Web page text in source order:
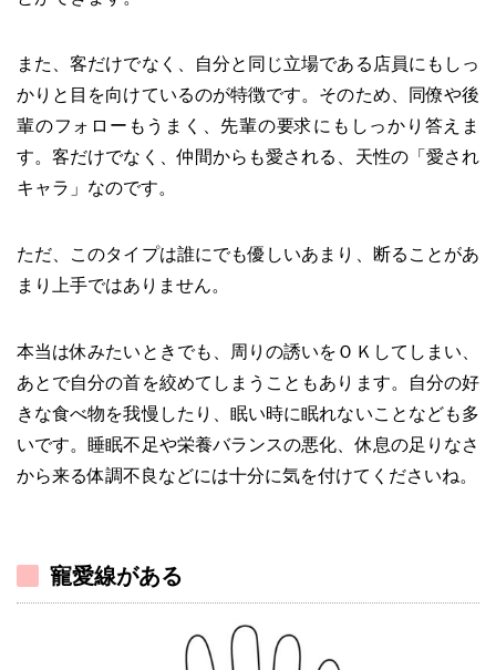
また、客だけでなく、自分と同じ立場である店員にもしっ
かりと目を向けているのが特徴です。そのため、同僚や後
輩のフォローもうまく、先輩の要求にもしっかり答えま
す。客だけでなく、仲間からも愛される、天性の「愛され
キャラ」なのです。
ただ、このタイプは誰にでも優しいあまり、断ることがあ
まり上手ではありません。
本当は休みたいときでも、周りの誘いをＯＫしてしまい、
あとで自分の首を絞めてしまうこともあります。自分の好
きな食べ物を我慢したり、眠い時に眠れないことなども多
いです。睡眠不足や栄養バランスの悪化、休息の足りなさ
から来る体調不良などには十分に気を付けてくださいね。
寵愛線がある